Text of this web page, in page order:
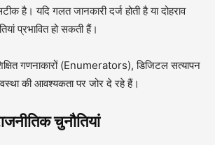
है। यदि गलत जानकारी दर्ज होती है या दोहराव
प्रभावित हो सकती हैं।
गणनाकारों (Enumerators), डिजिटल सत्यापन
की आवश्यकता पर जोर दे रहे हैं।
चुनौतियां